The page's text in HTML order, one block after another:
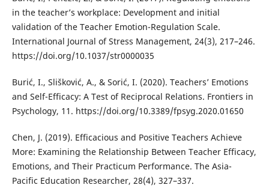
in the teacher’s workplace: Development and initial
validation of the Teacher Emotion-Regulation Scale.
International Journal of Stress Management, 24(3), 217–246.
https://doi.org/10.1037/str0000035
Burić, I., Slišković, A., & Sorić, I. (2020). Teachers’ Emotions
and Self-Efficacy: A Test of Reciprocal Relations. Frontiers in
Psychology, 11. https://doi.org/10.3389/fpsyg.2020.01650
Chen, J. (2019). Efficacious and Positive Teachers Achieve
More: Examining the Relationship Between Teacher Efficacy,
Emotions, and Their Practicum Performance. The Asia-
Pacific Education Researcher, 28(4), 327–337.